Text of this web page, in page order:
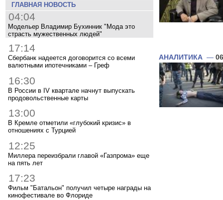
ГЛАВНАЯ НОВОСТЬ
04:04
Модельер Владимир Бухинник "Мода это
страсть мужественных людей"
17:14
Сбербанк надеется договорится со всеми
валютными ипотечниками – Греф
16:30
В России в IV квартале начнут выпускать
продовольственные карты
13:00
В Кремле отметили «глубокий кризис» в
отношениях с Турцией
12:25
Миллера переизбрали главой «Газпрома» еще
на пять лет
17:23
Фильм "Батальон" получил четыре награды на
кинофестивале во Флориде
АНАЛИТИКА —